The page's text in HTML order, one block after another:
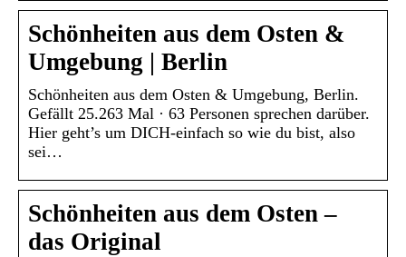
Schönheiten aus dem Osten &
Umgebung | Berlin
Schönheiten aus dem Osten & Umgebung, Berlin.
Gefällt 25.263 Mal · 63 Personen sprechen darüber.
Hier geht’s um DICH-einfach so wie du bist, also
sei…
Schönheiten aus dem Osten –
das Original